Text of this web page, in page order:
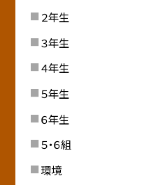
２年生
３年生
４年生
５年生
６年生
５・６組
環境